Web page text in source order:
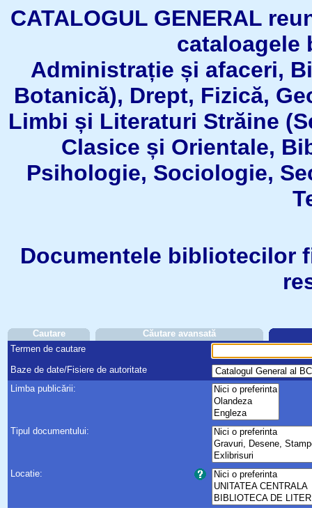
CATALOGUL GENERAL
Administrație și afaceri,
Botanică), Drept, Fizică,
Limbi și Literaturi Străine
Clasice și Orientale,
Psihologie, Sociologie,
Documentele bibliotecilor
Cautare
Căutare avansată
Termen de cautare
Baze de date/Fisiere de autoritate
Limba publicării:
Tipul documentului:
Locatie: